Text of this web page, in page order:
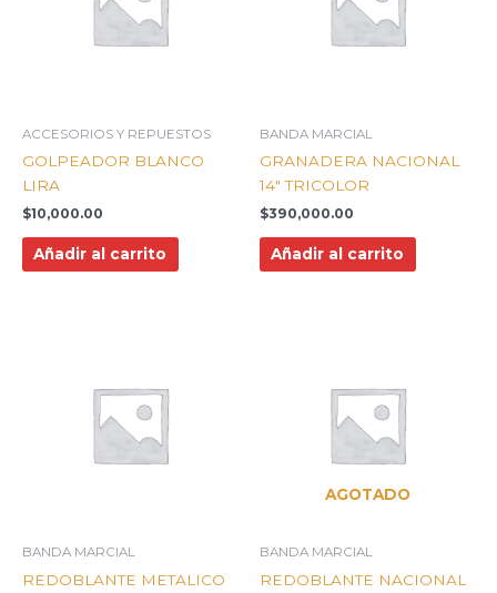
ACCESORIOS Y REPUESTOS
GOLPEADOR BLANCO
LIRA
$10,000.00
Añadir al carrito
BANDA MARCIAL
GRANADERA NACIONAL
14″ TRICOLOR
$390,000.00
Añadir al carrito
BANDA MARCIAL
REDOBLANTE METALICO
AGOTADO
BANDA MARCIAL
REDOBLANTE NACIONAL